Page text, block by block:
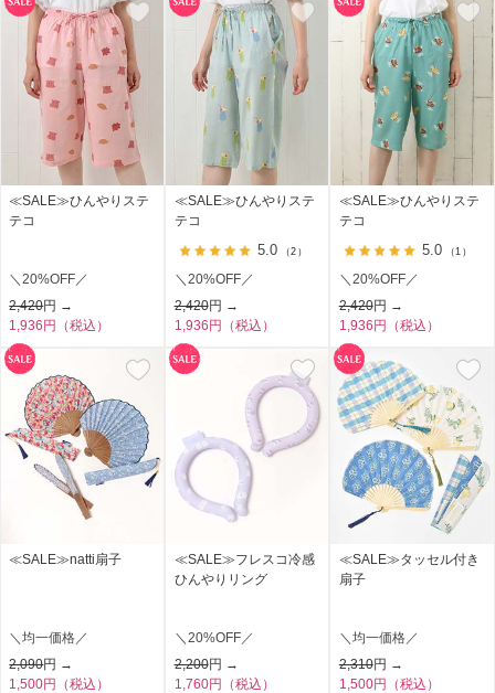
≪SALE≫ひんやりステ
テコ
＼20%OFF／
2,420円 →
1,936円（税込）
≪SALE≫ひんやりステ
テコ
5.0 （2）
＼20%OFF／
2,420円 →
1,936円（税込）
≪SALE≫ひんやりステ
テコ
5.0 （1）
＼20%OFF／
2,420円 →
1,936円（税込）
≪SALE≫natti扇子
＼均一価格／
2,090円 →
1,500円（税込）
≪SALE≫フレスコ冷感
ひんやりリング
＼20%OFF／
2,200円 →
1,760円（税込）
≪SALE≫タッセル付き
扇子
＼均一価格／
2,310円 →
1,500円（税込）